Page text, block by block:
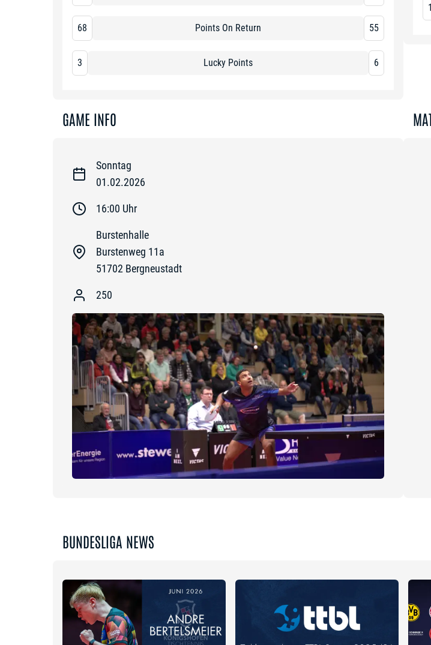
68 Points On Return 55
3 Lucky Points 6
GAME INFO
Sonntag
01.02.2026
16:00 Uhr
Burstenhalle
Burstenweg 11a
51702 Bergneustadt
250
BUNDESLIGA NEWS